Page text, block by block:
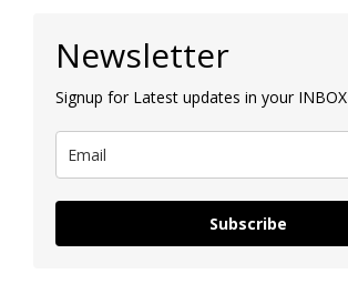
Sidebar
Newsletter
Signup for Latest updates in your INBOX
Subscribe